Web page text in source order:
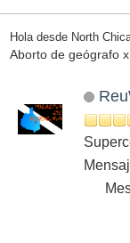
Hola desde North
Aborto de geógrafo